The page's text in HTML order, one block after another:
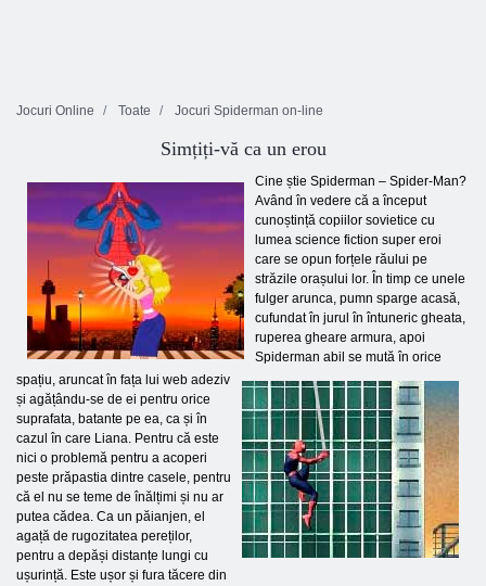
Jocuri Online Toate Jocuri Spiderman on-line
Simțiți-vă ca un erou
Cine știe Spiderman – Spider-Man?
Având în vedere că a început
cunoștință copiilor sovietice cu
lumea science fiction super eroi
care se opun forțele răului pe
străzile orașului lor. În timp ce unele
fulger arunca, pumn sparge acasă,
cufundat în jurul în întuneric gheata,
ruperea gheare armura, apoi
Spiderman abil se mută în orice
spațiu, aruncat în fața lui web adeziv
și agățându-se de ei pentru orice
suprafata, batante pe ea, ca și în
cazul în care Liana. Pentru că este
nici o problemă pentru a acoperi
peste prăpastia dintre casele, pentru
că el nu se teme de înălțimi și nu ar
putea cădea. Ca un păianjen, el
agață de rugozitatea pereților,
pentru a depăși distanțe lungi cu
ușurință. Este ușor și fura tăcere din